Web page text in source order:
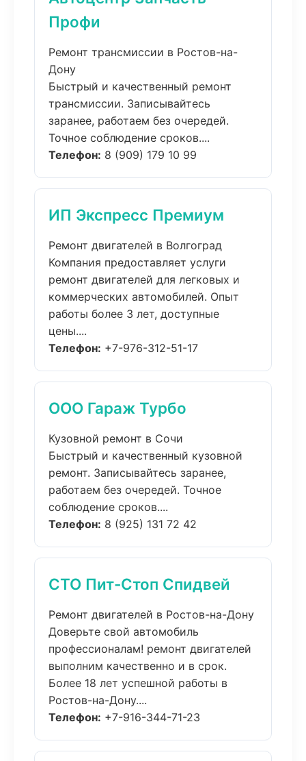
Профи
Ремонт трансмиссии в Ростов-на-
Дону
Быстрый и качественный ремонт
трансмиссии. Записывайтесь
заранее, работаем без очередей.
Точное соблюдение сроков....
Телефон: 8 (909) 179 10 99
ИП Экспресс Премиум
Ремонт двигателей в Волгоград
Компания предоставляет услуги
ремонт двигателей для легковых и
коммерческих автомобилей. Опыт
работы более 3 лет, доступные
цены....
Телефон: +7-976-312-51-17
ООО Гараж Турбо
Кузовной ремонт в Сочи
Быстрый и качественный кузовной
ремонт. Записывайтесь заранее,
работаем без очередей. Точное
соблюдение сроков....
Телефон: 8 (925) 131 72 42
СТО Пит-Стоп Спидвей
Ремонт двигателей в Ростов-на-Дону
Доверьте свой автомобиль
профессионалам! ремонт двигателей
выполним качественно и в срок.
Более 18 лет успешной работы в
Ростов-на-Дону....
Телефон: +7-916-344-71-23